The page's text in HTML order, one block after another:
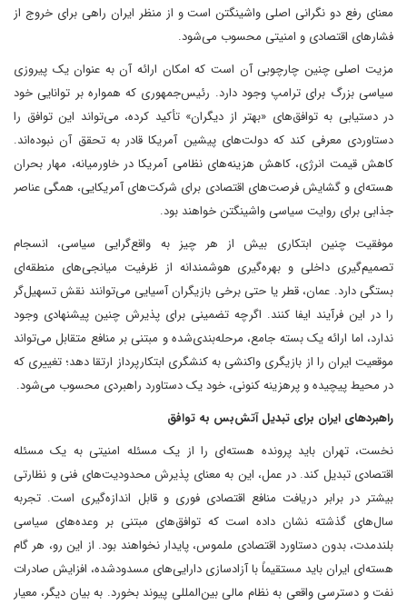
معنای رفع دو نگرانی اصلی واشینگتن است و از منظر ایران راهی برای خروج از
فشارهای اقتصادی و امنیتی محسوب می‌شود.
مزیت اصلی چنین چارچوبی آن است که امکان ارائه آن به عنوان یک پیروزی
سیاسی بزرگ برای ترامپ وجود دارد. رئیس‌جمهوری که همواره بر توانایی خود
در دستیابی به توافق‌های «بهتر از دیگران» تأکید کرده، می‌تواند این توافق را
دستاوردی معرفی کند که دولت‌های پیشین آمریکا قادر به تحقق آن نبوده‌اند.
کاهش قیمت انرژی، کاهش هزینه‌های نظامی آمریکا در خاورمیانه، مهار بحران
هسته‌ای و گشایش فرصت‌های اقتصادی برای شرکت‌های آمریکایی، همگی عناصر
جذابی برای روایت سیاسی واشینگتن خواهند بود.
موفقیت چنین ابتکاری بیش از هر چیز به واقع‌گرایی سیاسی، انسجام
تصمیم‌گیری داخلی و بهره‌گیری هوشمندانه از ظرفیت میانجی‌های منطقه‌ای
بستگی دارد. عمان، قطر یا حتی برخی بازیگران آسیایی می‌توانند نقش تسهیل‌گر
را در این فرآیند ایفا کنند. اگرچه تضمینی برای پذیرش چنین پیشنهادی وجود
ندارد، اما ارائه یک بسته جامع، مرحله‌بندی‌شده و مبتنی بر منافع متقابل می‌تواند
موقعیت ایران را از بازیگری واکنشی به کنشگری ابتکارپرداز ارتقا دهد؛ تغییری که
در محیط پیچیده و پرهزینه کنونی، خود یک دستاورد راهبردی محسوب می‌شود.
راهبردهای ایران برای تبدیل آتش‌بس به توافق
نخست، تهران باید پرونده هسته‌ای را از یک مسئله امنیتی به یک مسئله
اقتصادی تبدیل کند. در عمل، این به معنای پذیرش محدودیت‌های فنی و نظارتی
بیشتر در برابر دریافت منافع اقتصادی فوری و قابل اندازه‌گیری است. تجربه
سال‌های گذشته نشان داده است که توافق‌های مبتنی بر وعده‌های سیاسی
بلندمدت، بدون دستاورد اقتصادی ملموس، پایدار نخواهند بود. از این رو، هر گام
هسته‌ای ایران باید مستقیماً با آزادسازی دارایی‌های مسدودشده، افزایش صادرات
نفت و دسترسی واقعی به نظام مالی بین‌المللی پیوند بخورد. به بیان دیگر، معیار